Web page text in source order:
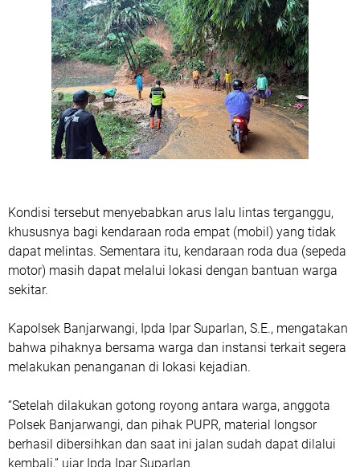
Kondisi tersebut menyebabkan arus lalu lintas terganggu,
khususnya bagi kendaraan roda empat (mobil) yang tidak
dapat melintas. Sementara itu, kendaraan roda dua (sepeda
motor) masih dapat melalui lokasi dengan bantuan warga
sekitar.
Kapolsek Banjarwangi, Ipda Ipar Suparlan, S.E., mengatakan
bahwa pihaknya bersama warga dan instansi terkait segera
melakukan penanganan di lokasi kejadian.
“Setelah dilakukan gotong royong antara warga, anggota
Polsek Banjarwangi, dan pihak PUPR, material longsor
berhasil dibersihkan dan saat ini jalan sudah dapat dilalui
kembali,” ujar Ipda Ipar Suparlan.